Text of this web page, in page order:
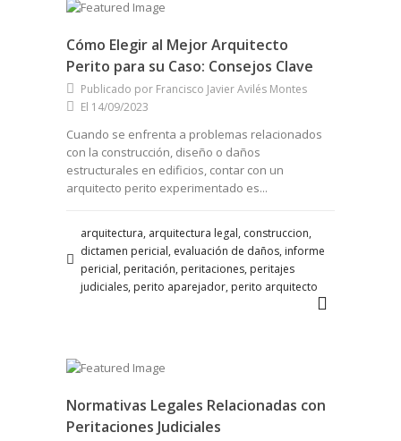
Cómo Elegir al Mejor Arquitecto
Perito para su Caso: Consejos Clave
Publicado por Francisco Javier Avilés Montes
El 14/09/2023
Cuando se enfrenta a problemas relacionados
con la construcción, diseño o daños
estructurales en edificios, contar con un
arquitecto perito experimentado es...
arquitectura, arquitectura legal, construccion,
dictamen pericial, evaluación de daños, informe
pericial, peritación, peritaciones, peritajes
judiciales, perito aparejador, perito arquitecto
Normativas Legales Relacionadas con
Peritaciones Judiciales